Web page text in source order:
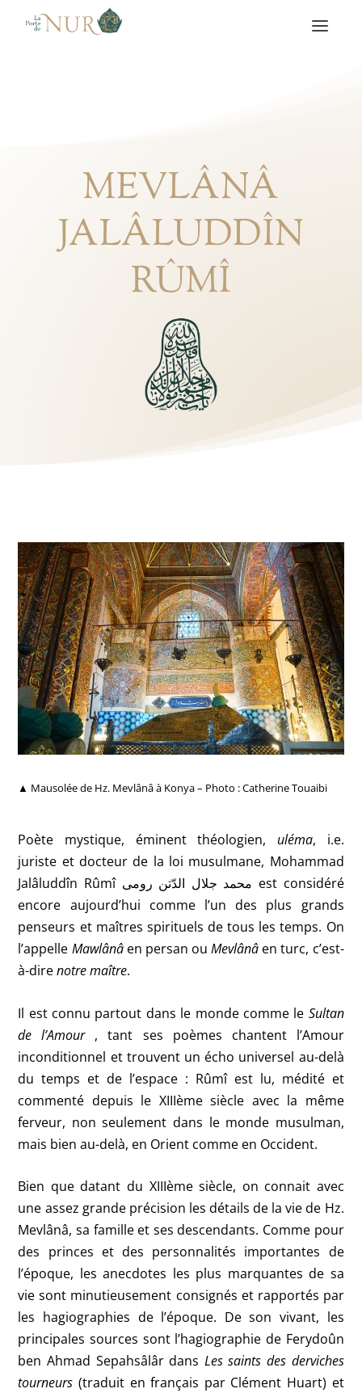
MEVLÂNÂ
JALÂLUDDÎN
RÛMÎ
▲ Mausolée de Hz. Mevlânâ à Konya – Photo : Catherine Touaibi
Poète mystique, éminent théologien, uléma, i.e.
juriste et docteur de la loi musulmane, Mohammad
Jalâluddîn Rûmî محمد جلال الدّتن رومی est considéré
encore aujourd’hui comme l’un des plus grands
penseurs et maîtres spirituels de tous les temps. On
l’appelle Mawlânâen persan ouMevlânâ en turc, c’est-
à-direnotre maître.
Il est connu partout dans le monde comme le Sultan
de l’Amour , tant ses poèmes chantent l’Amour
inconditionnel et trouvent un écho universel au-delà
du temps et de l’espace : Rûmî est lu, médité et
commenté depuis le XIIIème siècle avec la même
ferveur, non seulement dans le monde musulman,
mais bien au-delà, en Orient comme en Occident.
Bien que datant du XIIIème siècle, on connait avec
une assez grande précision les détails de la vie de Hz.
Mevlânâ, sa famille et ses descendants. Comme pour
des princes et des personnalités importantes de
l’époque, les anecdotes les plus marquantes de sa
vie sont minutieusement consignés et rapportés par
les hagiographies de l’époque. De son vivant, les
principales sources sont l’hagiographie de Ferydoûn
ben Ahmad Sepahsâlâr dans Les saints des derviches
tourneurs(traduit en français par Clément Huart) et